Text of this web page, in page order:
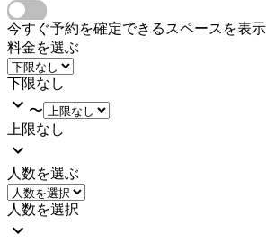
今すぐ予約を確定できるスペースを表示
料金を選ぶ
下限なし
〜
上限なし
人数を選ぶ
人数を選択